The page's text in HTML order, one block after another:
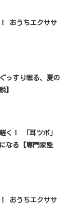
おうちエクササ
っすり眠る、夏の
】
く！ 「耳ツボ」
なる【専門家監
おうちエクササ